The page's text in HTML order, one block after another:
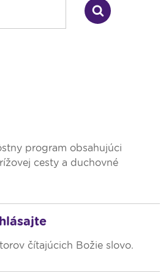
program obsahujúci
cesty a duchovné
čítajúcich Božie slovo.